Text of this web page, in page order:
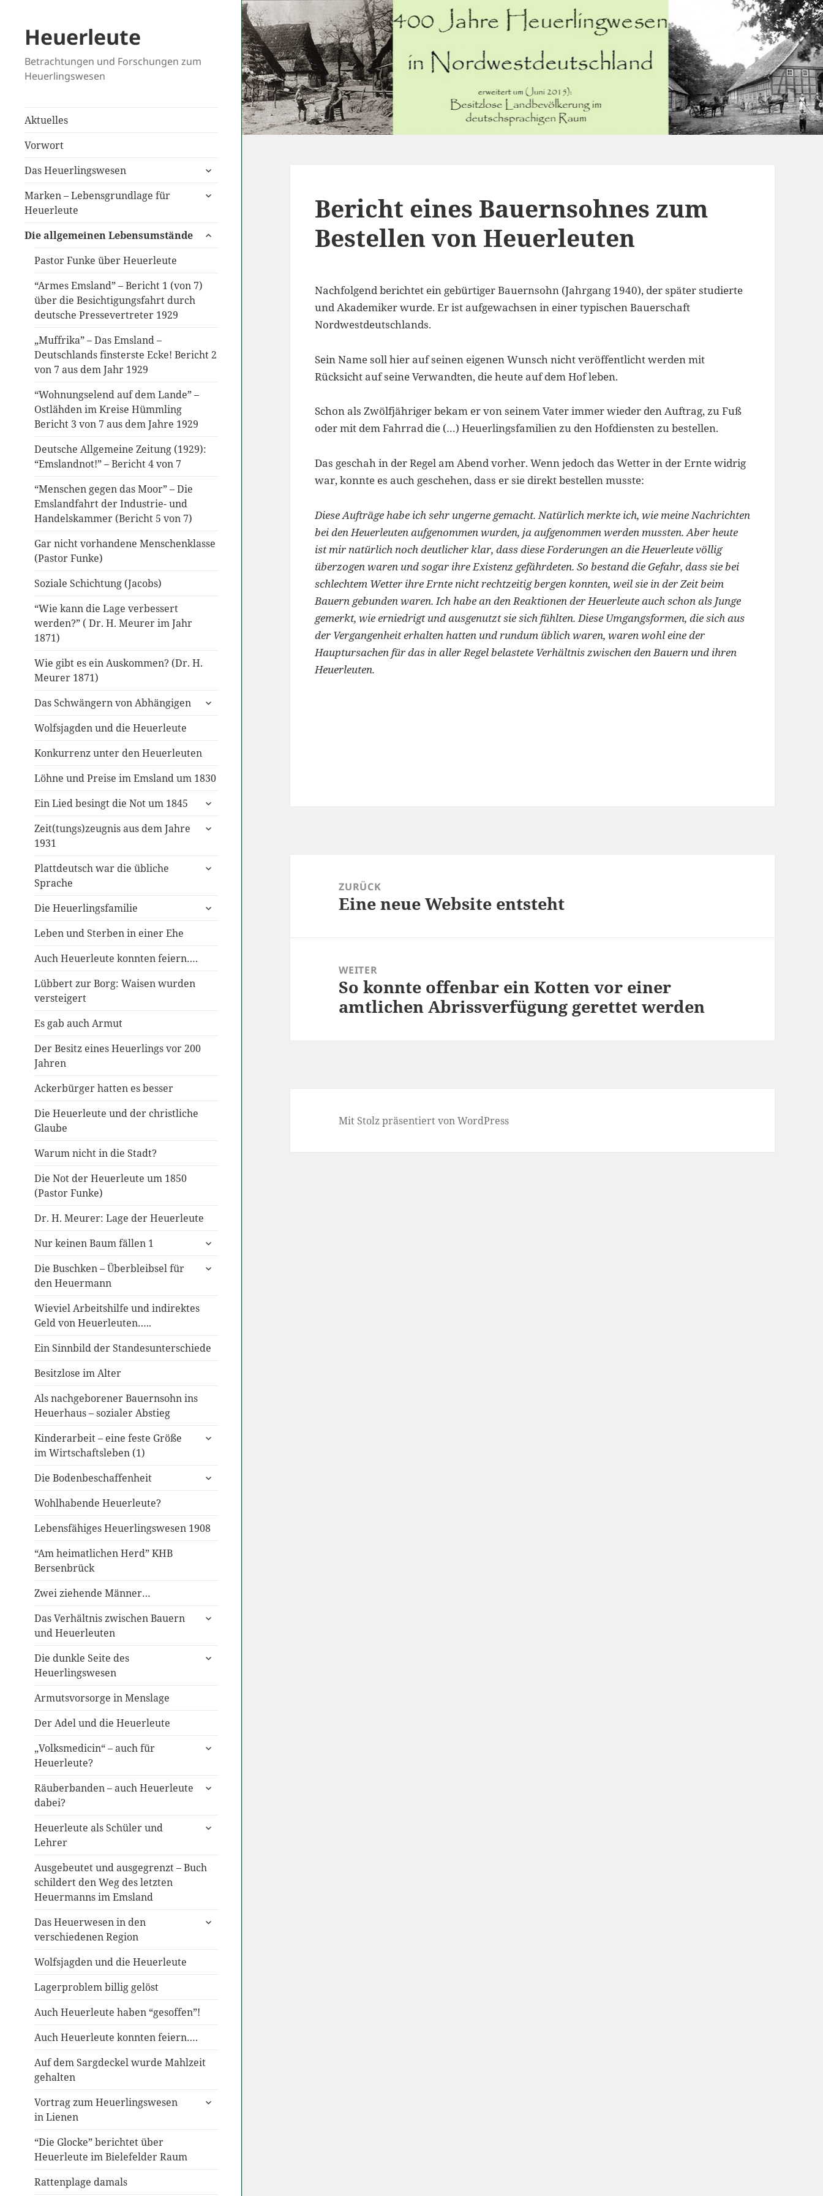
Heuerleute
Betrachtungen und Forschungen zum
Heuerlingswesen
Aktuelles
Vorwort
Das Heuerlingswesen
untermenü
Marken – Lebensgrundlage für
Heuerleute
untermenü
Die allgemeinen Lebensumstände
untermenü
Pastor Funke über Heuerleute
“Armes Emsland” – Bericht 1 (von 7)
über die Besichtigungsfahrt durch
deutsche Pressevertreter 1929
„Muffrika” – Das Emsland –
Deutschlands finsterste Ecke! Bericht 2
von 7 aus dem Jahr 1929
“Wohnungselend auf dem Lande” –
Ostlähden im Kreise Hümmling
Bericht 3 von 7 aus dem Jahre 1929
Deutsche Allgemeine Zeitung (1929):
“Emslandnot!” – Bericht 4 von 7
“Menschen gegen das Moor” – Die
Emslandfahrt der Industrie- und
Handelskammer (Bericht 5 von 7)
Gar nicht vorhandene Menschenklasse
(Pastor Funke)
Soziale Schichtung (Jacobs)
“Wie kann die Lage verbessert
werden?” ( Dr. H. Meurer im Jahr
1871)
Wie gibt es ein Auskommen? (Dr. H.
Meurer 1871)
Das Schwängern von Abhängigen
untermenü
Wolfsjagden und die Heuerleute
Konkurrenz unter den Heuerleuten
Löhne und Preise im Emsland um 1830
Ein Lied besingt die Not um 1845
untermenü
Zeit(tungs)zeugnis aus dem Jahre
1931
untermenü
Plattdeutsch war die übliche
Sprache
untermenü
Die Heuerlingsfamilie
untermenü
Leben und Sterben in einer Ehe
Auch Heuerleute konnten feiern….
Lübbert zur Borg: Waisen wurden
versteigert
Es gab auch Armut
Der Besitz eines Heuerlings vor 200
Jahren
Ackerbürger hatten es besser
Die Heuerleute und der christliche
Glaube
Warum nicht in die Stadt?
Die Not der Heuerleute um 1850
(Pastor Funke)
Dr. H. Meurer: Lage der Heuerleute
Nur keinen Baum fällen 1
untermenü
Die Buschken – Überbleibsel für
den Heuermann
untermenü
Wieviel Arbeitshilfe und indirektes
Geld von Heuerleuten…..
Ein Sinnbild der Standesunterschiede
Besitzlose im Alter
Als nachgeborener Bauernsohn ins
Heuerhaus – sozialer Abstieg
Kinderarbeit – eine feste Größe
im Wirtschaftsleben (1)
untermenü
Die Bodenbeschaffenheit
untermenü
Wohlhabende Heuerleute?
Lebensfähiges Heuerlingswesen 1908
“Am heimatlichen Herd” KHB
Bersenbrück
Zwei ziehende Männer…
Das Verhältnis zwischen Bauern
und Heuerleuten
untermenü
Die dunkle Seite des
Heuerlingswesen
untermenü
Armutsvorsorge in Menslage
Der Adel und die Heuerleute
„Volksmedicin“ – auch für
Heuerleute?
untermenü
Räuberbanden – auch Heuerleute
dabei?
untermenü
Heuerleute als Schüler und
Lehrer
untermenü
Ausgebeutet und ausgegrenzt – Buch
schildert den Weg des letzten
Heuermanns im Emsland
Das Heuerwesen in den
verschiedenen Region
untermenü
Wolfsjagden und die Heuerleute
Lagerproblem billig gelöst
Auch Heuerleute haben “gesoffen”!
Auch Heuerleute konnten feiern….
Auf dem Sargdeckel wurde Mahlzeit
gehalten
Vortrag zum Heuerlingswesen
in Lienen
untermenü
“Die Glocke” berichtet über
Heuerleute im Bielefelder Raum
Rattenplage damals
Bericht eines Bauernsohnes zum
Bestellen von Heuerleuten
Nachfolgend berichtet ein gebürtiger Bauernsohn (Jahrgang 1940), der später studierte
und Akademiker wurde. Er ist aufgewachsen in einer typischen Bauerschaft
Nordwestdeutschlands.
Sein Name soll hier auf seinen eigenen Wunsch nicht veröffentlicht werden mit
Rücksicht auf seine Verwandten, die heute auf dem Hof leben.
Schon als Zwölfjähriger bekam er von seinem Vater immer wieder den Auftrag, zu Fuß
oder mit dem Fahrrad die (…) Heuerlingsfamilien zu den Hofdiensten zu bestellen.
Das geschah in der Regel am Abend vorher. Wenn jedoch das Wetter in der Ernte widrig
war, konnte es auch geschehen, dass er sie direkt bestellen musste:
Diese Aufträge habe ich sehr ungerne gemacht. Natürlich merkte ich, wie meine Nachrichten
bei den Heuerleuten aufgenommen wurden, ja aufgenommen werden mussten. Aber heute
ist mir natürlich noch deutlicher klar, dass diese Forderungen an die Heuerleute völlig
überzogen waren und sogar ihre Existenz gefährdeten. So bestand die Gefahr, dass sie bei
schlechtem Wetter ihre Ernte nicht rechtzeitig bergen konnten, weil sie in der Zeit beim
Bauern gebunden waren. Ich habe an den Reaktionen der Heuerleute auch schon als Junge
gemerkt, wie erniedrigt und ausgenutzt sie sich fühlten. Diese Umgangsformen, die sich aus
der Vergangenheit erhalten hatten und rundum üblich waren, waren wohl eine der
Hauptursachen für das in aller Regel belastete Verhältnis zwischen den Bauern und ihren
Heuerleuten.
ZURÜCK
Vorheriger
Eine neue Website entsteht
WEITER
Nächster
Beitrag:
So konnte offenbar ein Kotten vor einer
amtlichen Abrissverfügung gerettet werden
Mit Stolz präsentiert von WordPress